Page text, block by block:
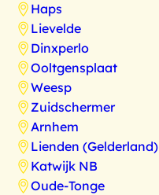
Haps
Lievelde
Dinxperlo
Ooltgensplaat
Weesp
Zuidschermer
Arnhem
Lienden (Gelderland)
Katwijk NB
Oude-Tonge